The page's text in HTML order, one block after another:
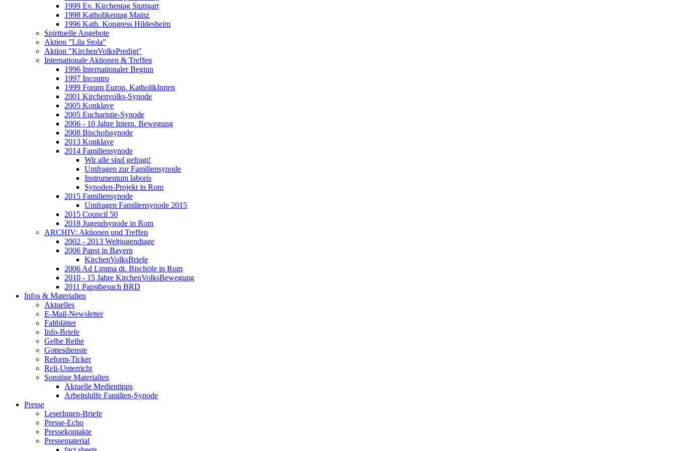
1999 Ev. Kirchentag Stuttgart
1998 Katholikentag Mainz
1996 Kath. Kongress Hildesheim
Spirituelle Angebote
Aktion "Lila Stola"
Aktion "KirchenVolksPredigt"
Internationale Aktionen & Treffen
1996 Internationaler Beginn
1997 Incontro
1999 Forum Europ. KatholikInnen
2001 Kirchenvolks-Synode
2005 Konklave
2005 Eucharistie-Synode
2006 - 10 Jahre Intern. Bewegung
2008 Bischofssynode
2013 Konklave
2014 Familiensynode
Wir alle sind gefragt!
Umfragen zur Familiensynode
Instrumentum laboris
Synoden-Projekt in Rom
2015 Familiensynode
Umfragen Familiensynode 2015
2015 Council 50
2018 Jugendsynode in Rom
ARCHIV: Aktionen und Treffen
2002 - 2013 Weltjugendtage
2006 Papst in Bayern
KirchenVolksBriefe
2006 Ad Limina dt. Bischöfe in Rom
2010 - 15 Jahre KirchenVolksBewegung
2011 Papstbesuch BRD
Infos & Materialien
Aktuelles
E-Mail-Newsletter
Faltblätter
Info-Briefe
Gelbe Reihe
Gottesdienste
Reform-Ticker
Reli-Unterricht
Sonstige Materialien
Aktuelle Medientipps
Arbeitshilfe Familien-Synode
Presse
LeserInnen-Briefe
Presse-Echo
Pressekontakte
Pressematerial